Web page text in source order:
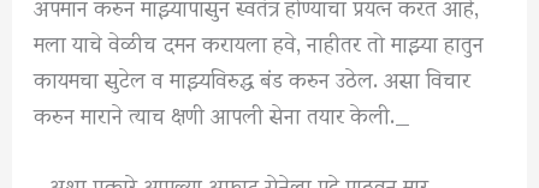
मला याचे वेळीच दमन करायला हवे, नाहीतर तो माझ्या हातुन
कायमचा सुटेल व माझ्यविरुद्ध बंड करुन उठेल. असा विचार
करुन माराने त्याच क्षणी आपली सेना तयार केली._